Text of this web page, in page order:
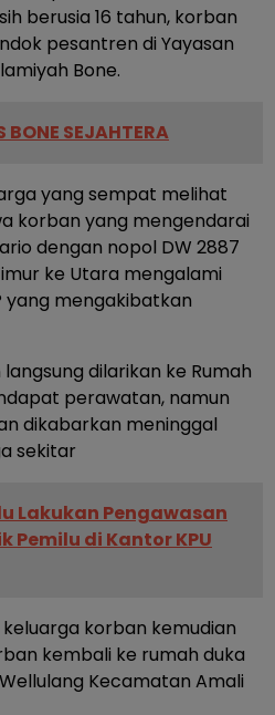
berusia 16 tahun, korban
pesantren di Yayasan
Bone.
BONE SEJAHTERA
yang sempat melihat
korban yang mengendarai
dengan nopol DW 2887
ke Utara mengalami
yang mengakibatkan
dilarikan ke Rumah
perawatan, namun
dikabarkan meninggal
sekitar
Lakukan Pengawasan
Pemilu di Kantor KPU
keluarga korban kemudian
kembali ke rumah duka
Kecamatan Amali